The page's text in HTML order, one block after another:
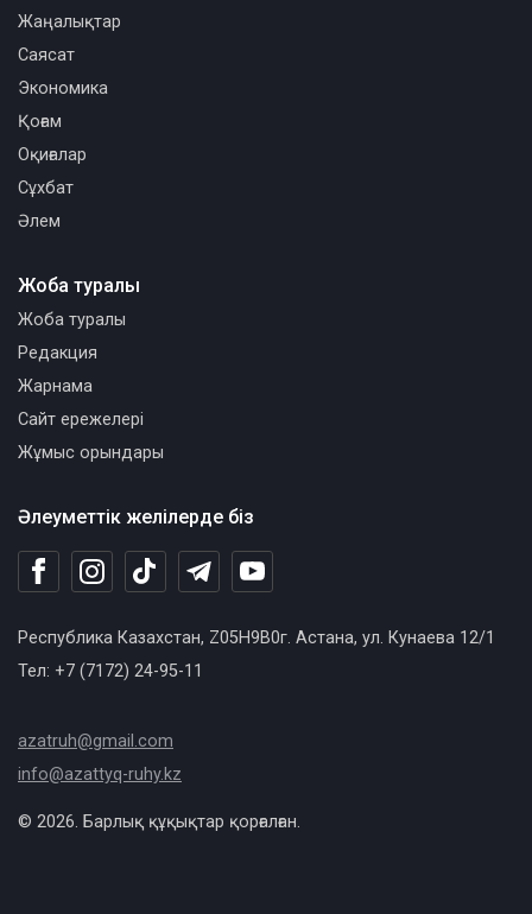
Әлеуметтік желілерде біз
Республика Казахстан, Z05H9B0г. Астана, ул. Кунаева 12/1
Тел: +7 (7172) 24-95-11
azatruh@gmail.com
info@azattyq-ruhy.kz
Жаңалықтар
Саясат
Экономика
Қоғам
Оқиғалар
Сұхбат
Әлем
Жоба туралы
Жоба туралы
Редакция
Жарнама
Сайт ережелері
Жұмыс орындары
© 2026. Барлық құқықтар қорғалған.